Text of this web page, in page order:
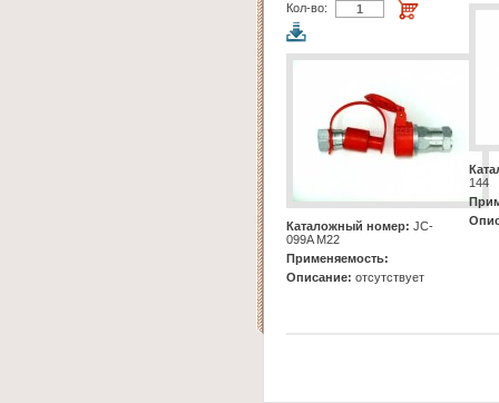
Кол-во:
Каталожный номер: JC-
099A M22
Применяемость:
Описание: отсутствует
144